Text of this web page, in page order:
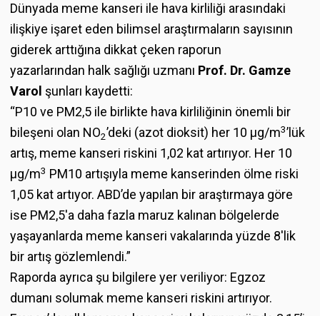
Dünyada meme kanseri ile hava kirliliği arasındaki
ilişkiye işaret eden bilimsel araştırmaların sayısının
giderek arttığına dikkat çeken raporun
yazarlarından halk sağlığı uzmanı Prof. Dr. Gamze
Varol şunları kaydetti:
“P10 ve PM2,5 ile birlikte hava kirliliğinin önemli bir
bileşeni olan NO2’deki (azot dioksit) her 10 μg/m3’lük
artış, meme kanseri riskini 1,02 kat artırıyor. Her 10
μg/m3 PM10 artışıyla meme kanserinden ölme riski
1,05 kat artıyor. ABD’de yapılan bir araştırmaya göre
ise PM2,5'a daha fazla maruz kalınan bölgelerde
yaşayanlarda meme kanseri vakalarında yüzde 8'lik
bir artış gözlemlendi.”
Raporda ayrıca şu bilgilere yer veriliyor: Egzoz
dumanı solumak meme kanseri riskini artırıyor.